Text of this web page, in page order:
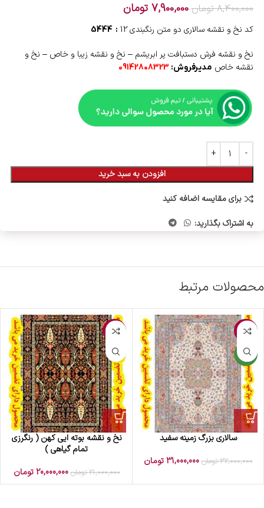
8,400,000 تومان 7,900,000 تومان
کد نخ و نقشه سالاری دو متن رنگبندی 12 :
5444
نخ و نقشه فرش دستبافت پر ابریشم – نخ و نقشه زیبا و خاص – نخ و
نقشه خاص مدیرفروش: 09142808323
افزودن به سبد خرید
برای مقایسه اضافه کنید
به اشتراک بگذارید:
محصولات مرتبط
-3%
جدید
سالاری بزرگ زمینه سفید
32,000,000 تومان 31,000,000 تومان
-5%
نخ و نقشه بوته ایی کهن ( رنگرزی
تمام گیاهی )
21,000,000 تومان 20,000,000 تومان